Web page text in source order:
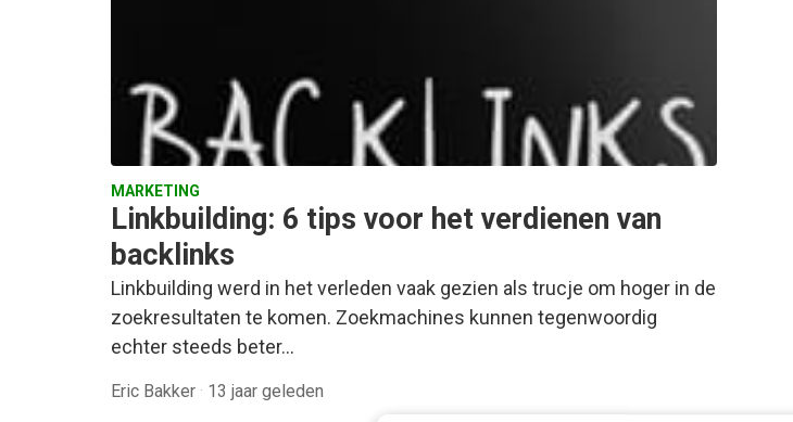
MARKETING
Linkbuilding: 6 tips voor het verdienen van
backlinks
Linkbuilding werd in het verleden vaak gezien als trucje om hoger in de
zoekresultaten te komen. Zoekmachines kunnen tegenwoordig
echter steeds beter…
Eric Bakker · 13 jaar geleden